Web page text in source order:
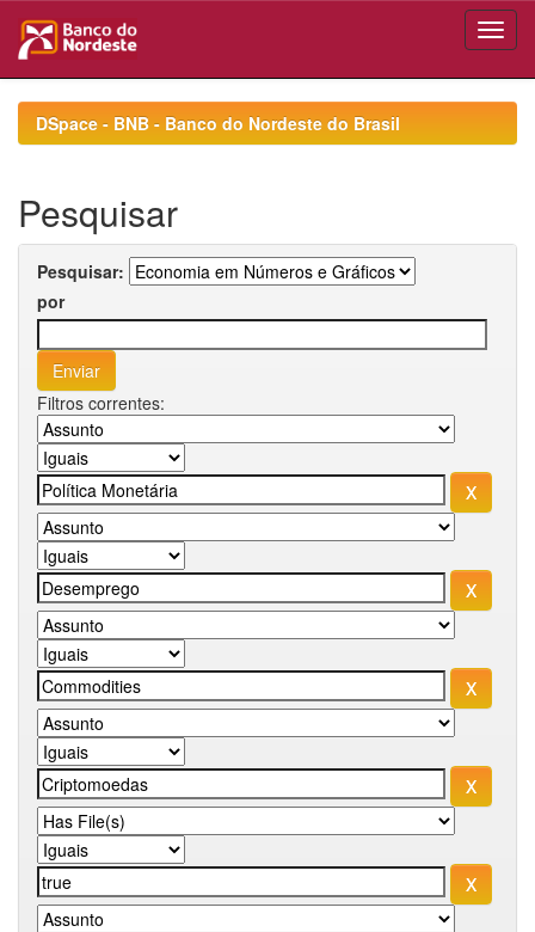
navigationDSpace - BNB - Banco do Nordeste do Brasil
Pesquisar
Pesquisar:
por
Filtros correntes: